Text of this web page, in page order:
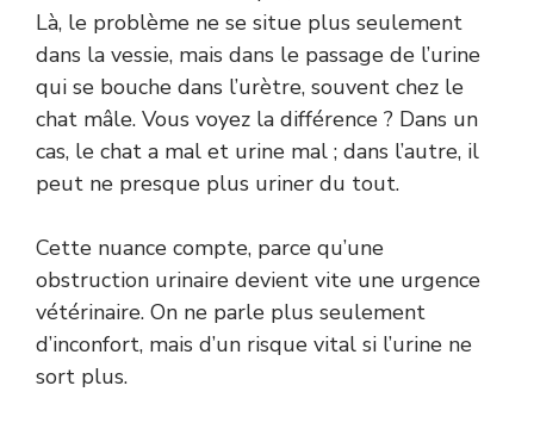
Là, le problème ne se situe plus seulement
dans la vessie, mais dans le passage de l’urine
qui se bouche dans l’urètre, souvent chez le
chat mâle. Vous voyez la différence ? Dans un
cas, le chat a mal et urine mal ; dans l’autre, il
peut ne presque plus uriner du tout.
Cette nuance compte, parce qu’une
obstruction urinaire devient vite une urgence
vétérinaire. On ne parle plus seulement
d’inconfort, mais d’un risque vital si l’urine ne
sort plus.